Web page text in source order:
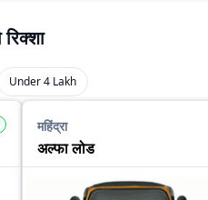
Under 4 Lakh
महिंद्रा
अल्फा लोड